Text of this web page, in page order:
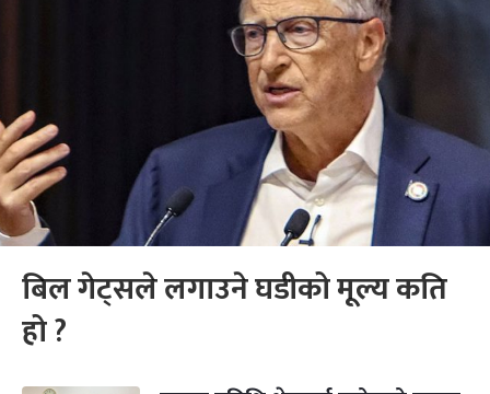
बिल गेट्सले लगाउने घडीको मूल्य कति
हो ?